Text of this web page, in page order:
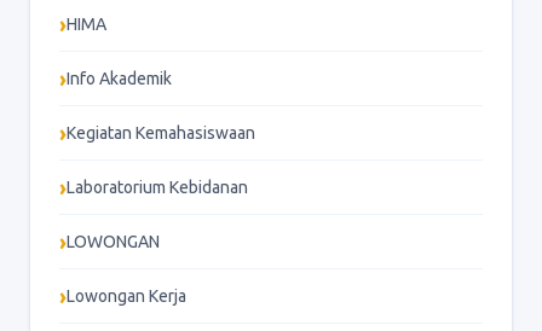
HIMA
Info Akademik
Kegiatan Kemahasiswaan
Laboratorium Kebidanan
LOWONGAN
Lowongan Kerja